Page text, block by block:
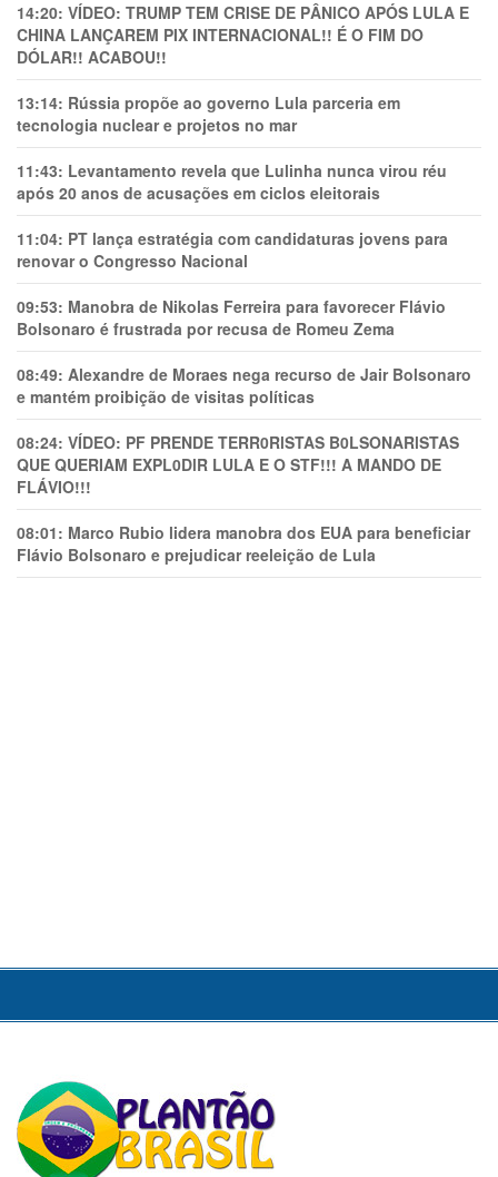
14:20: VÍDEO: TRUMP TEM CRlSE DE PÂNlCO APÓS LULA E
CHINA LANÇAREM PIX INTERNACIONAL!! É O FIM DO
DÓLAR!! ACABOU!!
13:14: Rússia propõe ao governo Lula parceria em
tecnologia nuclear e projetos no mar
11:43: Levantamento revela que Lulinha nunca virou réu
após 20 anos de acusações em ciclos eleitorais
11:04: PT lança estratégia com candidaturas jovens para
renovar o Congresso Nacional
09:53: Manobra de Nikolas Ferreira para favorecer Flávio
Bolsonaro é frustrada por recusa de Romeu Zema
08:49: Alexandre de Moraes nega recurso de Jair Bolsonaro
e mantém proibição de visitas políticas
08:24: VÍDEO: PF PRENDE TERR0RlSTAS B0LSONARlSTAS
QUE QUERIAM EXPL0DlR LULA E O STF!!! A MANDO DE
FLÁVIO!!!
08:01: Marco Rubio lidera manobra dos EUA para beneficiar
Flávio Bolsonaro e prejudicar reeleição de Lula